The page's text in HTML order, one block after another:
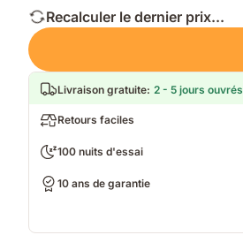
Recalculer le dernier prix...
Livraison gratuite: 2 - 5 jours ouvrés
Retours faciles
100 nuits d'essai
10 ans de garantie